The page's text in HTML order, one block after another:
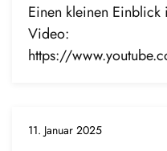
Einen kleinen
Video:
https://
11. Januar 2025